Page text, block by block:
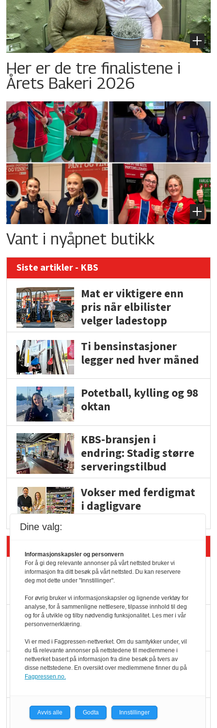
Her er de tre finalistene i
Årets Bakeri 2026
Vant i nyåpnet butikk
Siste artikler - KBS
Mat er viktigere enn
pris når elbilister
velger ladestopp
Ti bensinstasjoner
legger ned hver måned
Potetball, kylling og 98
oktan
KBS-bransjen i
endring: Stadig større
serveringstilbud
Vokser med ferdigmat
i dagligvare
Rema-flaggskip
dundrer videre
Slik opprettholdes
Færre varer, men fulle
KI lager mat i butikken
Dine valg:
Informasjonskapsler og personvern
For å gi deg relevante annonser på vårt nettsted bruker vi
informasjon fra ditt besøk på vårt nettsted. Du kan reservere
deg mot dette under "Innstillinger".
For øvrig bruker vi informasjonskapsler og lignende verktøy for
analyse, for å sammenligne nettlesere, tilpasse innhold til deg
og for å utvikle og tilby nødvendig funksjonalitet. Les mer i vår
personvernerklæring.
Vi er med i Fagpressen-nettverket. Om du samtykker under, vil
du få relevante annonser på nettstedene til medlemmene i
nettverket basert på informasjon fra dine besøk på tvers av
disse nettstedene. En oversikt over medlemmene finner du på
Fagpressen.no.
Avvis alle Godta Innstillinger